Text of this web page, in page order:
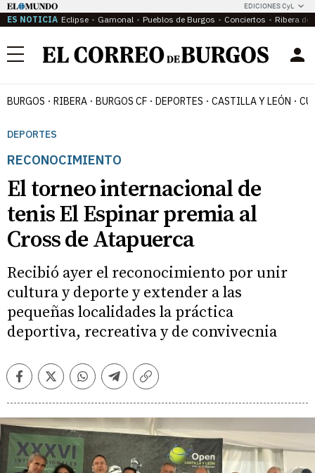
EDICIONES CyL
ES NOTICIA Eclipse Gamonal Pueblos de Burgos Conciertos Ribera del
Menú
BURGOS RIBERA BURGOS CF DEPORTES CASTILLA Y LEÓN
DEPORTES
RECONOCIMIENTO
El torneo internacional de
tenis El Espinar premia al
Cross de Atapuerca
Recibió ayer el reconocimiento por unir
cultura y deporte y extender a las
pequeñas localidades la práctica
deportiva, recreativa y de convivecnia
FacebookTwitterWhatsappTelegramCopiar